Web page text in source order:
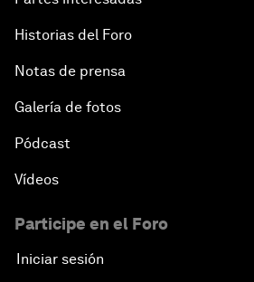
Historias del Foro
Notas de prensa
Galería de fotos
Pódcast
Vídeos
Participe en el Foro
Iniciar sesión